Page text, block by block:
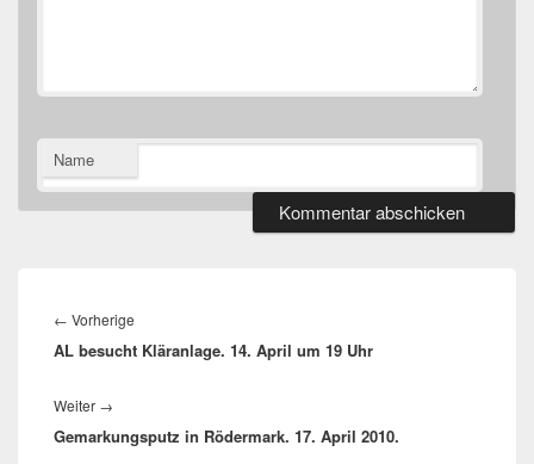
Name
← Vorherige
Beitrag:
AL besucht Kläranlage. 14. April um 19 Uhr
Weiter →
Beitrag:
Gemarkungsputz in Rödermark. 17. April 2010.